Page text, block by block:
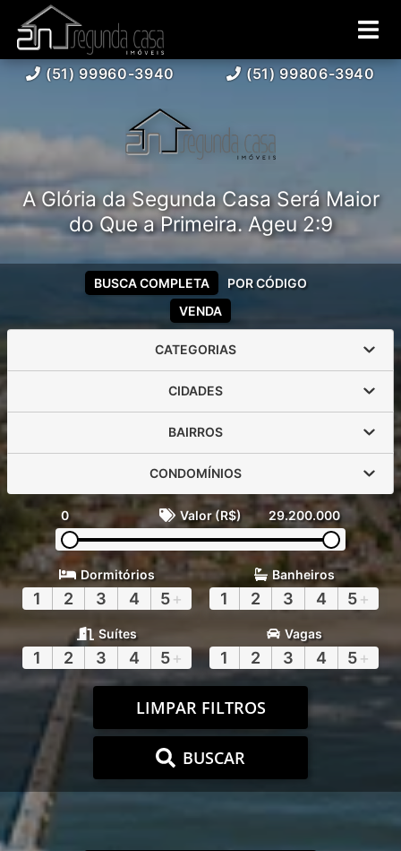
(51) 99960-3940 (51) 99806-3940
A Glória da Segunda Casa Será Maior
do Que a Primeira. Ageu 2:9
VENDA
BUSCA COMPLETA POR CÓDIGO
CATEGORIAS
CIDADES
BAIRROS
CONDOMÍNIOS
0 Valor (R$) 29.200.000
Dormitórios
1 2 3 4 5+
Banheiros
1 2 3 4 5+
Suítes
1 2 3 4 5+
Vagas
1 2 3 4 5+
LIMPAR FILTROS
BUSCAR